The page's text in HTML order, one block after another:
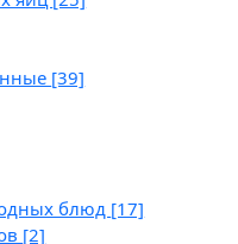
[39]
блюд [17]
[2]